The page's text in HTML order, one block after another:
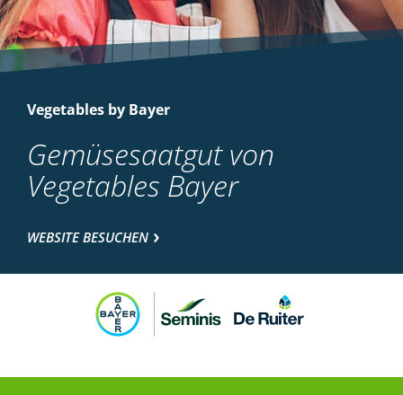
Vegetables by Bayer
Gemüsesaatgut von
Vegetables Bayer
WEBSITE BESUCHEN